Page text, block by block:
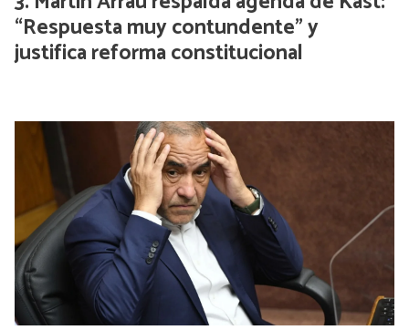
“Respuesta muy contundente” y
justifica reforma constitucional